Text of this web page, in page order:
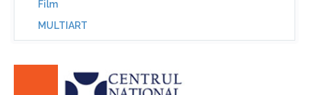
Film
MULTIART